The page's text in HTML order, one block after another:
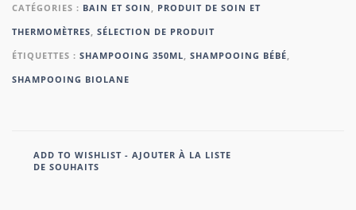
CATÉGORIES : BAIN ET SOIN
PRODUIT DE SOIN ET
THERMOMÈTRES SÉLECTION DE PRODUIT
ÉTIQUETTES : SHAMPOOING 350ML SHAMPOOING BÉBÉ
SHAMPOOING BIOLANE
ADD TO WISHLIST - AJOUTER À LA LISTE
DE SOUHAITS